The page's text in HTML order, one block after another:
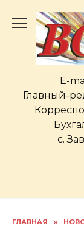
содержанию
E-
Главный-
с.
ГЛАВНАЯ »